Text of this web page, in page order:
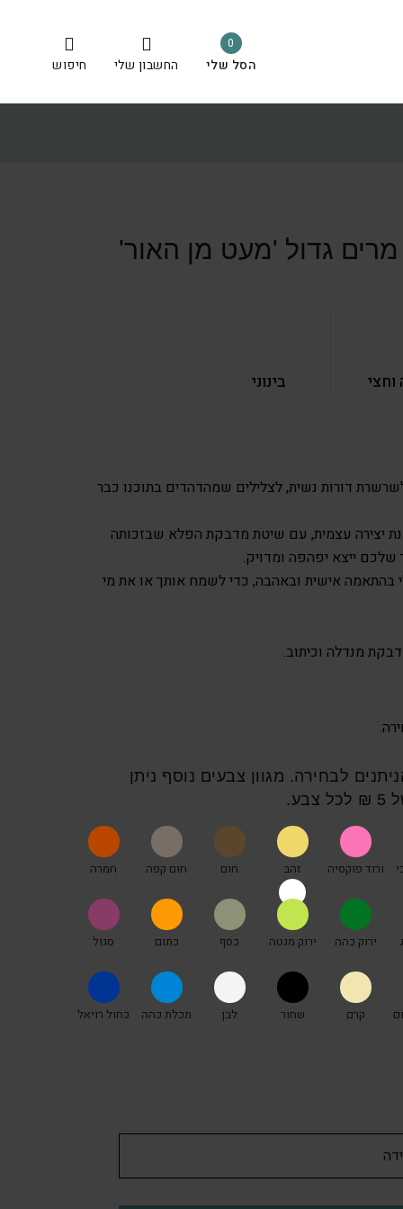
0
הסל שלי החשבון שלי חיפוש
גדול 'מעט מן האור'
בינוני
דורות נשית, לצלילים שמהדהדים בתוכנו כבר
יצירה עצמית, עם שיטת מדבקת הפלא שבזכותה
ייצא יפהפה ומדויק.
בהתאמה אישית ובאהבה, כדי לשמח אותך או את מי
6 צבעים הניתנים לבחירה. מגוון צבעים נוסף ניתן
ורוד פוקסיה זהב חום חום קפה חמרה
ירוק כהה ירוק מנטה כסף כתום סגול
קרם שחור לבן תכלת כהה כחול רויאל